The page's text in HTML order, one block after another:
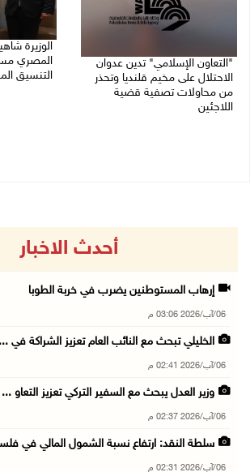
"التعاون الإسلامي" تدين عدوان
الاحتلال على مخيم قلنديا وتحذر
من محاولات تصفية قضية
اللاجئين
الوزيرة
المصري
التنسيق
أحدث الاخبار
إرهاب المستوطنين يضرب في خربة الطوبا
06/آب/2026 03:06 م
الخليلي تبحث مع النائب العام تعزيز الشراكة في ...
06/آب/2026 02:41 م
وزير العدل يبحث مع السفير التركي تعزيز التعاو ...
06/آب/2026 02:37 م
سلطة النقد: ارتفاع نسبة الشمول المالي في
06/آب/2026 02:31 م